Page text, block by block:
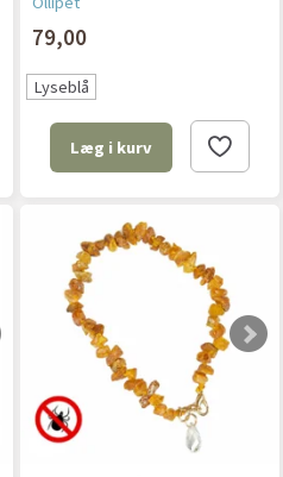
79,00
Lyseblå
Læg i kurv